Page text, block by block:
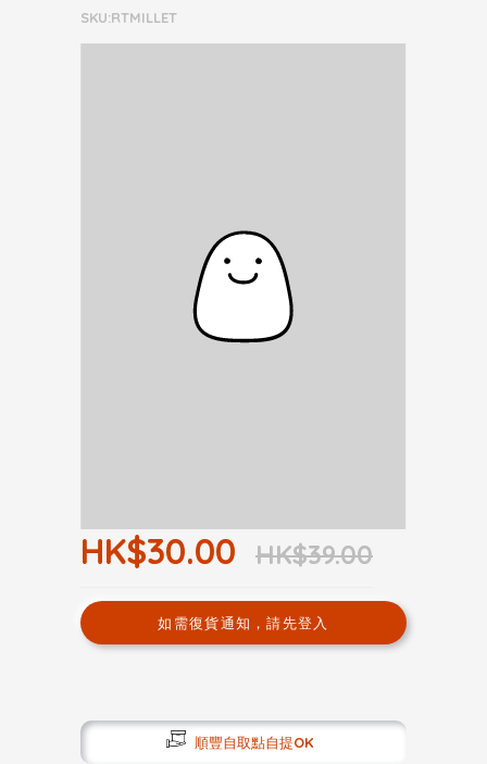
SKU:RTMILLET
HK$30.00 HK$39.00
如需復貨通知，請先登入
順豐自取點自提OK